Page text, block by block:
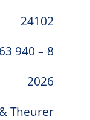
24102
940 – 8
2026
Theurer